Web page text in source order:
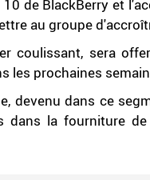
de BlackBerry et
au groupe
coulissant, sera
les prochaines
devenu dans ce
dans la fourniture